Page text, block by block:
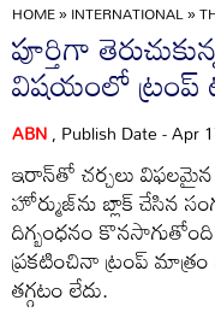
HOME»INTERNATIONAL»
పూర్తిగా
విషయంలో ట్రంప్
ABN, Publish Date - Apr
ఇరాన్‌తో చర్చలు
హోర్ముజ్‌ను బ్లాక్ చేసిన
దిగ్బంధనం కొనసాగుతోంది.
ప్రకటించినా ట్రంప్
తగ్గటం లేదు.